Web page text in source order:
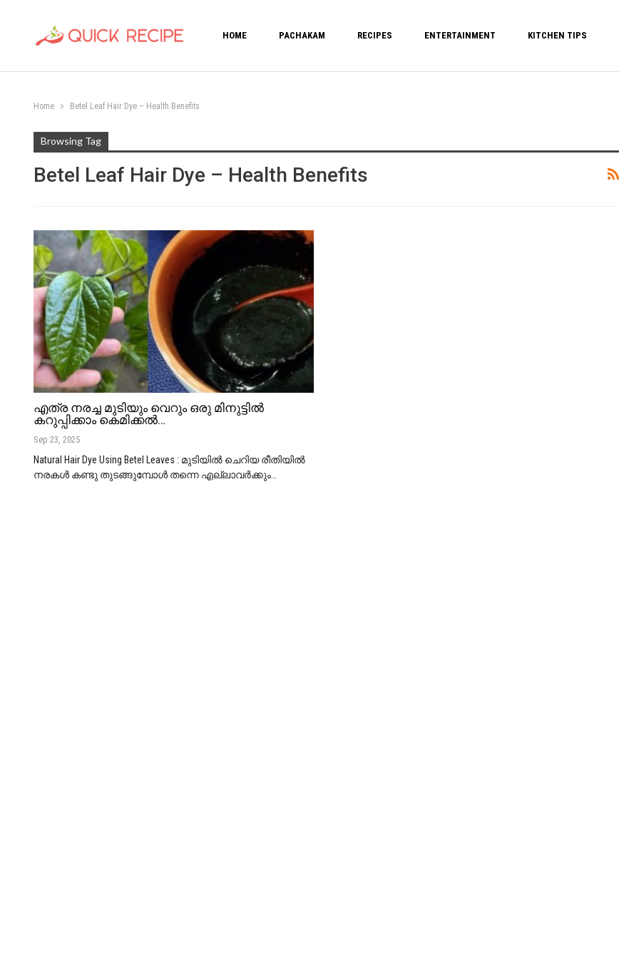
HOME PACHAKAM RECIPES ENTERTAINMENT KITCHEN TIPS
Home Betel Leaf Hair Dye – Health Benefits
Browsing Tag
Betel Leaf Hair Dye – Health Benefits
എത്ര നരച്ച മുടിയും വെറും ഒരു മിനുട്ടിൽ
കറുപ്പിക്കാം കെമിക്കൽ…
Sep 23, 2025
Natural Hair Dye Using Betel Leaves : മുടിയിൽ ചെറിയ രീതിയിൽ
നരകൾ കണ്ടു തുടങ്ങുമ്പോൾ തന്നെ എല്ലാവർക്കും